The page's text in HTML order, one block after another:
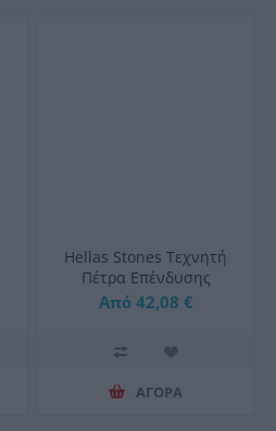
Hellas Stones Τεχνητή
Πέτρα Επένδυσης
Selena Sahara & Corner
Από 42,08 €
ΑΓΟΡΑ